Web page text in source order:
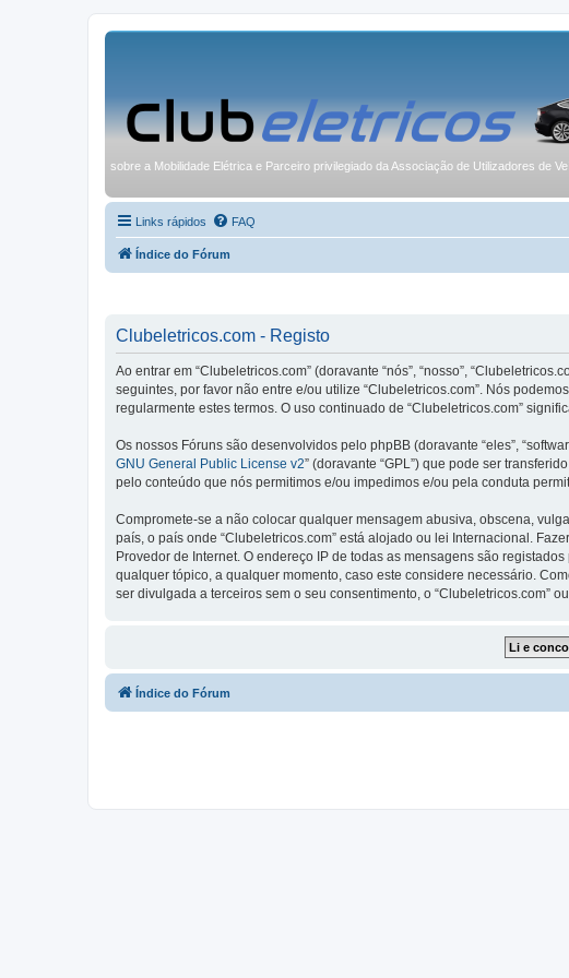
sobre a Mobilidade Elétrica e Parceiro privilegiado da Associação de Utilizadores de
Links rápidos FAQ
Índice do Fórum
Clubeletricos.com - Registo
Ao entrar em “Clubeletricos.com” (doravante “nós”, “nosso”,
seguintes, por favor não entre e/ou utilize “Clubeletricos.com”. Nós
regularmente estes termos. O uso continuado de “Clubeletricos.com”
Os nossos Fóruns são desenvolvidos pelo phpBB (doravante “eles”,
GNU General Public License v2” (doravante “GPL”) que pode ser
pelo conteúdo que nós permitimos e/ou impedimos e/ou pela conduta
Compromete-se a não colocar qualquer mensagem abusiva, obscena,
país, o país onde “Clubeletricos.com” está alojado ou lei Internacional.
Provedor de Internet. O endereço IP de todas as mensagens são
qualquer tópico, a qualquer momento, caso este considere necessário.
ser divulgada a terceiros sem o seu consentimento, o “Clubeletricos.com”
Índice do Fórum